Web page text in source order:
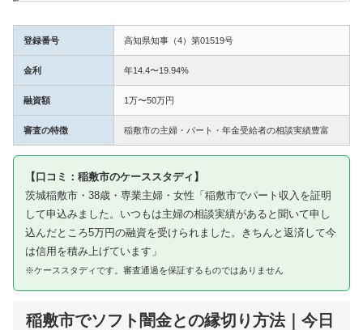
登録番号 高知県知事（4）第01519号
金利 年14.4〜19.94%
融資額 1万〜50万円
審査の特徴 稲敷市の主婦・パート・年金受給者の相談実績豊富
【口コミ：稲敷市のケーススタディ】
茨城稲敷市・38歳・専業主婦・女性「稲敷市でパート収入を証明
して申込みました。いつもは主婦の相談実績があると聞いて申し
込んだところ5万円の融資を受けられました。きちんと返済して今
は信用を積み上げています」
※ケーススタディです。審査通過を保証するものではありません
稲敷市でソフト闇金との縁切り方法｜今日